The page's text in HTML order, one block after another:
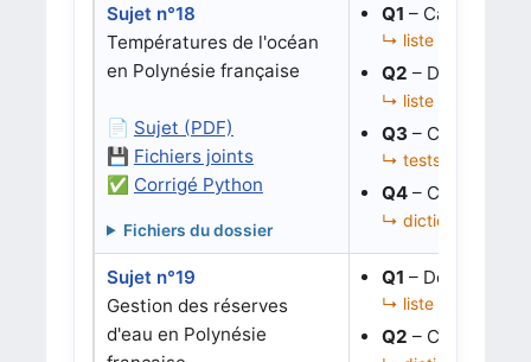
Sujet n°18
Températures de l'océan
en Polynésie française
📄 Sujet (PDF)
💾 Fichiers joints
✅ Corrigé Python
Fichiers du dossier
Q1 – Calculer
↳ liste de
Q2 – Détecter
↳ liste de
Q3 – Compléter
↳ tests, cas
Q4 – Corriger
↳ dictionnaire de
Sujet n°19
Gestion des réserves
d'eau en Polynésie
Q1 – Déterminer
↳ liste de
Q2 – Calculer le